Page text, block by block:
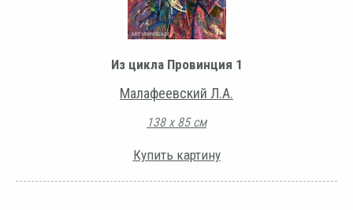
Из цикла Провинция 1
Малафеевский Л.А.
138 х 85 см
Купить картину